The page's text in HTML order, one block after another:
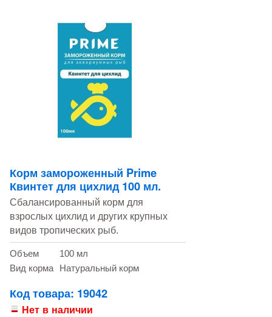
Корм замороженный Prime
Квинтет для цихлид 100 мл.
Сбалансированный корм для
взрослых цихлид и других крупных
видов тропических рыб.
Объем
100 мл
Вид корма
Натуральный корм
Код товара: 19042
Нет в наличии